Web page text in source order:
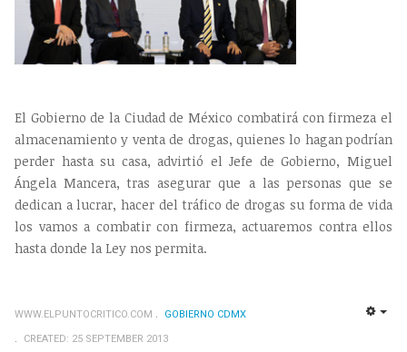
El Gobierno de la Ciudad de México combatirá con firmeza el
almacenamiento y venta de drogas, quienes lo hagan podrían
perder hasta su casa, advirtió el Jefe de Gobierno, Miguel
Ángela Mancera, tras asegurar que a las personas que se
dedican a lucrar, hacer del tráfico de drogas su forma de vida
los vamos a combatir con firmeza, actuaremos contra ellos
hasta donde la Ley nos permita.
WWW.ELPUNTOCRITICO.COM
GOBIERNO CDMX
CREATED: 25 SEPTEMBER 2013